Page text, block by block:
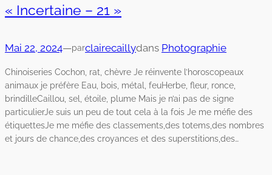
« Incertaine – 21 »
Mai 22, 2024—parclairecaillydans Photographie
Chinoiseries Cochon, rat, chèvre Je réinvente l’horoscopeaux
animaux je préfère Eau, bois, métal, feuHerbe, fleur, ronce,
brindilleCaillou, sel, étoile, plume Mais je n’ai pas de signe
particulierJe suis un peu de tout cela à la fois Je me méfie des
étiquettesJe me méfie des classements,des totems,des nombres
et jours de chance,des croyances et des superstitions,des…